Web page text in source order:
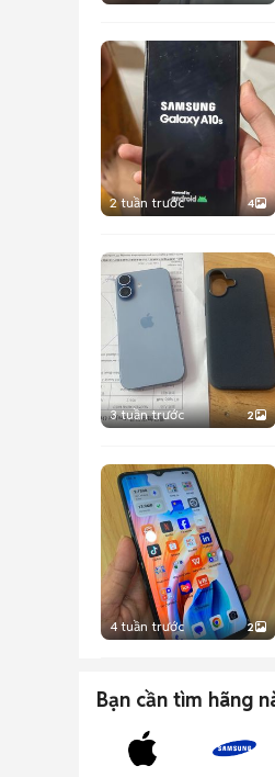
2 tuần trước 4
3 tuần trước 2
4 tuần trước 2
Bạn cần tìm hãng